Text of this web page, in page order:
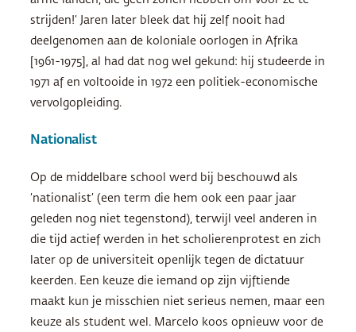
strijden!’ Jaren later bleek dat hij zelf nooit had
deelgenomen aan de koloniale oorlogen in Afrika
[1961-1975], al had dat nog wel gekund: hij studeerde in
1971 af en voltooide in 1972 een politiek-economische
vervolgopleiding.
Nationalist
Op de middelbare school werd bij beschouwd als
‘nationalist’ (een term die hem ook een paar jaar
geleden nog niet tegenstond), terwijl veel anderen in
die tijd actief werden in het scholierenprotest en zich
later op de universiteit openlijk tegen de dictatuur
keerden. Een keuze die iemand op zijn vijftiende
maakt kun je misschien niet serieus nemen, maar een
keuze als student wel. Marcelo koos opnieuw voor de